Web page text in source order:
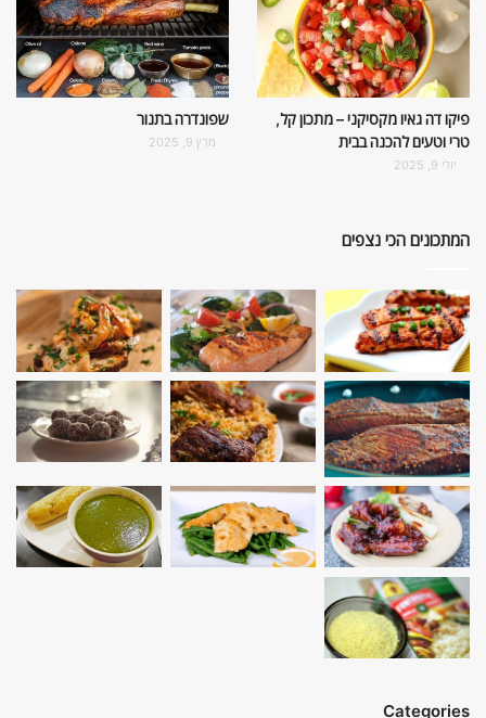
פיקו דה גאיו מקסיקני – מתכון קל,
טרי וטעים להכנה בבית
יולי 9, 2025
שפונדרה בתנור
מרץ 9, 2025
המתכונים הכי נצפים
Categories